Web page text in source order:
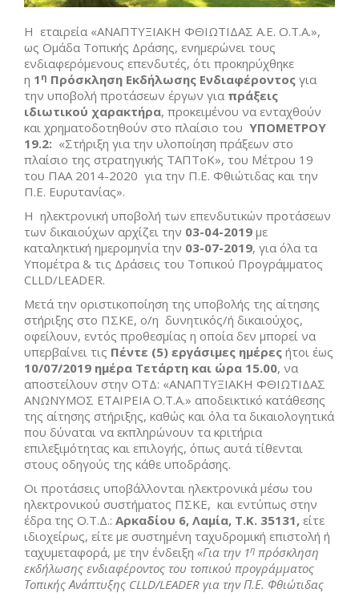
Η εταιρεία «ΑΝΑΠΤΥΞΙΑΚΗ ΦΘΙΩΤΙΔΑΣ Α.Ε. Ο.Τ.Α.»,
ως Ομάδα Τοπικής Δράσης, ενημερώνει τους
ενδιαφερόμενους επενδυτές, ότι προκηρύχθηκε
η 1 η Πρόσκληση Εκδήλωσης Ενδιαφέροντος για
την υποβολή προτάσεων έργων για πράξεις
ιδιωτικού χαρακτήρα, προκειμένου να ενταχθούν
και χρηματοδοτηθούν στο πλαίσιο του ΥΠΟΜΕΤΡΟΥ
19.2: «Στήριξη για την υλοποίηση πράξεων στο
πλαίσιο της στρατηγικής ΤΑΠΤοΚ», του Μέτρου 19
του ΠΑΑ 2014-2020 για την Π.Ε. Φθιώτιδας και την
Π.Ε. Ευρυτανίας».
Η ηλεκτρονική υποβολή των επενδυτικών προτάσεων
των δικαιούχων αρχίζει την 03-04-2019 με
καταληκτική ημερομηνία την 03-07-2019, για όλα τα
Υπομέτρα & τις Δράσεις του Τοπικού Προγράμματος
CLLD/LEADER.
Μετά την οριστικοποίηση της υποβολής της αίτησης
στήριξης στο ΠΣΚΕ, ο/η δυνητικός/ή δικαιούχος,
οφείλουν, εντός προθεσμίας η οποία δεν μπορεί να
υπερβαίνει τις Πέντε (5) εργάσιμες ημέρες ήτοι έως
10/07/2019 ημέρα Τετάρτη και ώρα 15.00, να
αποστείλουν στην ΟΤΔ: «ΑΝΑΠΤΥΞΙΑΚΗ ΦΘΙΩΤΙΔΑΣ
ΑΝΩΝΥΜΟΣ ΕΤΑΙΡΕΙΑ Ο.Τ.Α.» αποδεικτικό κατάθεσης
της αίτησης στήριξης, καθώς και όλα τα δικαιολογητικά
που δύναται να εκπληρώνουν τα κριτήρια
επιλεξιμότητας και επιλογής, όπως αυτά τίθενται
στους οδηγούς της κάθε υποδράσης.
Οι προτάσεις υποβάλλονται ηλεκτρονικά μέσω του
ηλεκτρονικού συστήματος ΠΣΚΕ, και εντύπως στην
έδρα της Ο.Τ.Δ.: Αρκαδίου 6, Λαμία, Τ.Κ. 35131, είτε
ιδιοχείρως, είτε με συστημένη ταχυδρομική επιστολή ή
ταχυμεταφορά, με την ένδειξη «Για την 1η πρόσκληση
εκδήλωσης ενδιαφέροντος του τοπικού προγράμματος
Τοπικής Ανάπτυξης CLLD/LEADER για την Π.Ε. Φθιώτιδας